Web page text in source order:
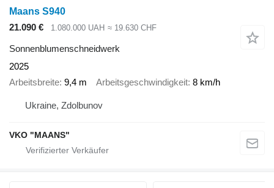
Maans S940
21.090 €
1.080.000 UAH ≈ 19.630 CHF
Sonnenblumenschneidwerk
2025
Arbeitsbreite 9,4 m Arbeitsgeschwindigkeit 8 km/h
Ukraine, Zdolbunov
VKO "MAANS"